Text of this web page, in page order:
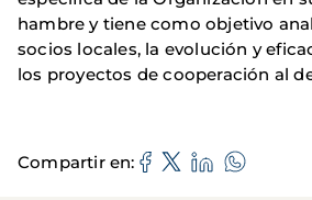
hambre y tiene como objetivo
socios locales, la evolución y
los proyectos de cooperación al
Compartir en